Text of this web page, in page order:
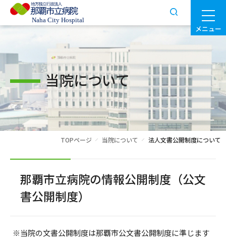
メニュー
当院について
TOPページ 当院について 法人文書公開制度について
那覇市立病院の情報公開制度（公文
書公開制度）
※当院の文書公開制度は那覇市公文書公開制度に準じます